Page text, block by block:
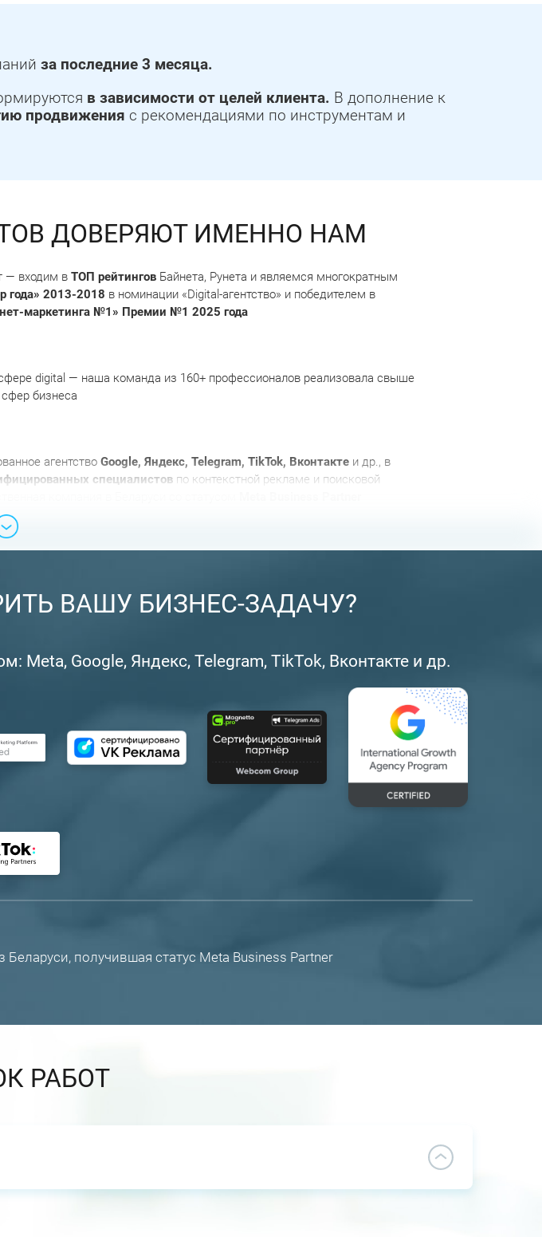
за последние 3 месяца.
в зависимости от целей клиента. В дополнение к
продвижения с рекомендациями по инструментам и
ДОВЕРЯЮТ ИМЕННО НАМ
— входим в ТОП рейтингов Байнета, Рунета и являемся многократным
года» 2013-2018 в номинации «Digital-агентство» и победителем в
маркетинга №1» Премии №1 2025 года
digital — наша команда из 160+ профессионалов реализовала свыше
бизнеса
агентство Google, Яндекс, Telegram, TikTok, Вконтактеи др., в
специалистовпо контекстной рекламе и поисковой
ВАШУ БИЗНЕС-ЗАДАЧУ?
Meta, Google, Яндекс, Telegram, TikTok, Вконтакте и др.
получившая статус Meta Business Partner
РАБОТ